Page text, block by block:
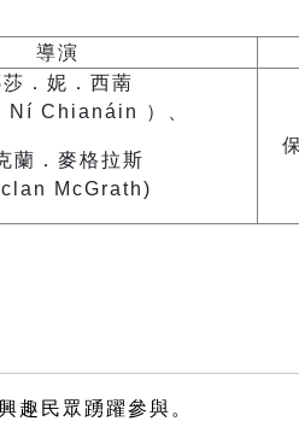
導演
．妮．西萳
Ní Chianáin ）、
蘭．麥格拉斯
McGrath)
趣民眾踴躍參與。